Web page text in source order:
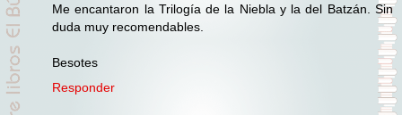
Me encantaron la Trilogía de la Niebla y la del Batzán. Sin
duda muy recomendables.
Besotes
Responder